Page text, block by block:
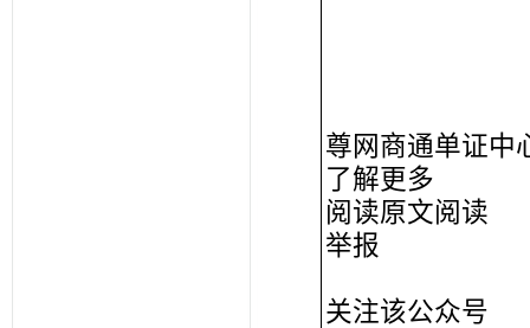
尊网商通单证中
了解更多
阅读原文阅读
举报
关注该公众号